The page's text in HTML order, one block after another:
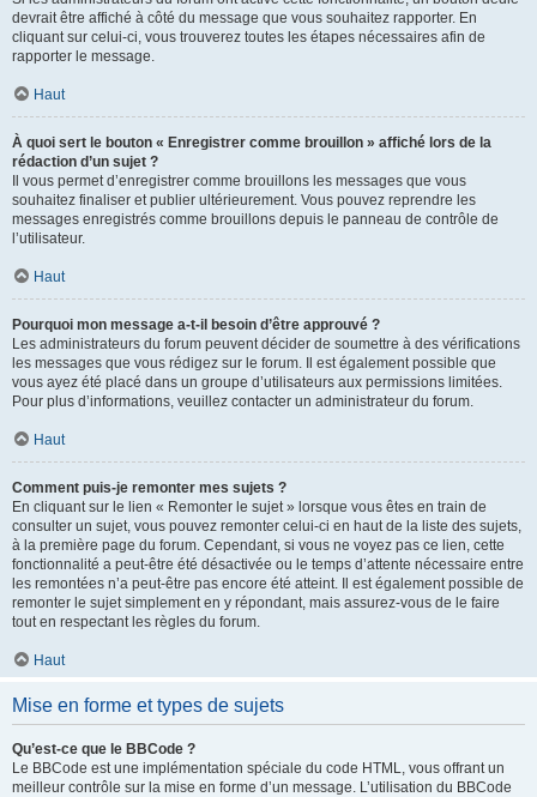
devrait être affiché à côté du message que vous souhaitez rapporter. En
cliquant sur celui-ci, vous trouverez toutes les étapes nécessaires afin de
rapporter le message.
Haut
À quoi sert le bouton « Enregistrer comme brouillon » affiché lors de la
rédaction d’un sujet ?
Il vous permet d’enregistrer comme brouillons les messages que vous
souhaitez finaliser et publier ultérieurement. Vous pouvez reprendre les
messages enregistrés comme brouillons depuis le panneau de contrôle de
l’utilisateur.
Haut
Pourquoi mon message a-t-il besoin d’être approuvé ?
Les administrateurs du forum peuvent décider de soumettre à des vérifications
les messages que vous rédigez sur le forum. Il est également possible que
vous ayez été placé dans un groupe d’utilisateurs aux permissions limitées.
Pour plus d’informations, veuillez contacter un administrateur du forum.
Haut
Comment puis-je remonter mes sujets ?
En cliquant sur le lien « Remonter le sujet » lorsque vous êtes en train de
consulter un sujet, vous pouvez remonter celui-ci en haut de la liste des sujets,
à la première page du forum. Cependant, si vous ne voyez pas ce lien, cette
fonctionnalité a peut-être été désactivée ou le temps d’attente nécessaire entre
les remontées n’a peut-être pas encore été atteint. Il est également possible de
remonter le sujet simplement en y répondant, mais assurez-vous de le faire
tout en respectant les règles du forum.
Haut
Mise en forme et types de sujets
Qu’est-ce que le BBCode ?
Le BBCode est une implémentation spéciale du code HTML, vous offrant un
meilleur contrôle sur la mise en forme d’un message. L’utilisation du BBCode